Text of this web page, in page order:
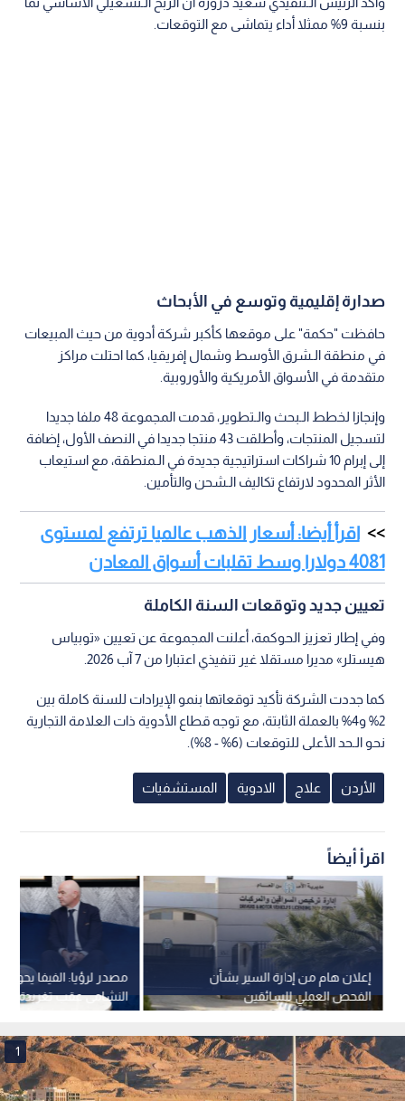
بنسبة 9% ممثلا أداء يتماشى مع التوقعات.
صدارة إقليمية وتوسع في الأبحاث
حافظت "حكمة" على موقعها كأكبر شركة أدوية من حيث المبيعات
في منطقة الـشرق الأوسط وشمال إفريقيا، كما احتلت مراكز
متقدمة في الأسواق الأمريكية والأوروبية.
وإنجازا لخطط الـبحث والـتطوير، قدمت المجموعة 48 ملفا جديدا
لتسجيل المنتجات، وأطلقت 43 منتجا جديدا في النصف الأول، إضافة
إلى إبرام 10 شراكات استراتيجية جديدة في الـمنطقة، مع استيعاب
الأثر المحدود لارتفاع تكاليف الـشحن والتأمين.
اقرأ أيضا: أسعار الذهب عالميا ترتفع لمستوى
4081 دولارا وسط تقلبات أسواق المعادن
تعيين جديد وتوقعات السنة الكاملة
وفي إطار تعزيز الحوكمة، أعلنت المجموعة عن تعيين «توبياس
هيستلر» مديرا مستقلا غير تنفيذي اعتبارا من 7 آب 2026.
كما جددت الشركة تأكيد توقعاتها بنمو الإيرادات للسنة كاملة بين
2% و4% بالعملة الثابتة، مع توجه قطاع الأدوية ذات العلامة التجارية
نحو الـحد الأعلى للتوقعات (6% - 8%).
الأردن علاج الادوية المستشفيات
اقرأ أيضاً
مصدر لرؤيا: الفيفا
النشامى عقب تغريدة
إعلان هام من إدارة السير بشأن
الفحص العملي للسائقين
1